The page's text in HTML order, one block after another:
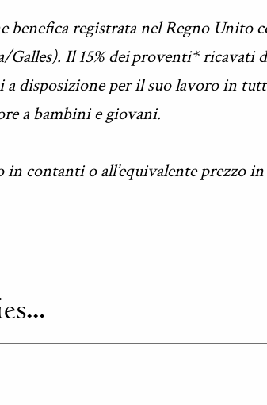
benefica registrata nel Regno Unito
Galles). Il 15% dei proventi* ricavati
a disposizione per il suo lavoro in
a bambini e giovani.
contanti o all’equivalente prezzo